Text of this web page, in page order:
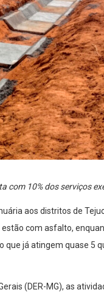
com 10% dos serviços
aos distritos de
com asfalto,
que já atingem quase 5
(DER-MG), as